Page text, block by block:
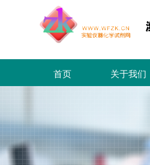
首页 关于我们